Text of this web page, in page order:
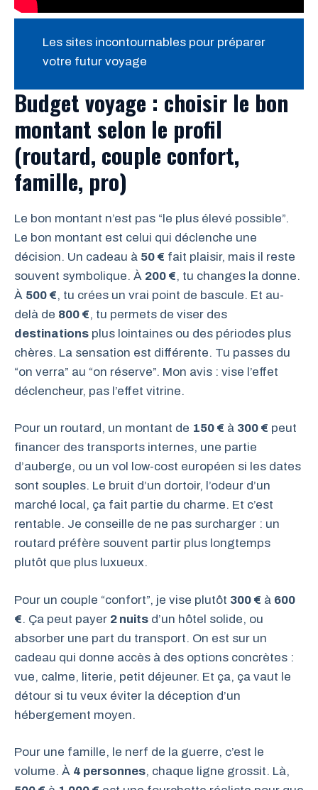
Les sites incontournables pour préparer
votre futur voyage
Budget voyage : choisir le bon
montant selon le profil
(routard, couple confort,
famille, pro)
Le bon montant n’est pas “le plus élevé possible”.
Le bon montant est celui qui déclenche une
décision. Un cadeau à 50 € fait plaisir, mais il reste
souvent symbolique. À 200 €, tu changes la donne.
À 500 €, tu crées un vrai point de bascule. Et au-
delà de 800 €, tu permets de viser des
destinations plus lointaines ou des périodes plus
chères. La sensation est différente. Tu passes du
“on verra” au “on réserve”. Mon avis : vise l’effet
déclencheur, pas l’effet vitrine.
Pour un routard, un montant de 150 € à 300 € peut
financer des transports internes, une partie
d’auberge, ou un vol low-cost européen si les dates
sont souples. Le bruit d’un dortoir, l’odeur d’un
marché local, ça fait partie du charme. Et c’est
rentable. Je conseille de ne pas surcharger : un
routard préfère souvent partir plus longtemps
plutôt que plus luxueux.
Pour un couple “confort”, je vise plutôt 300 € à 600
€. Ça peut payer 2 nuits d’un hôtel solide, ou
absorber une part du transport. On est sur un
cadeau qui donne accès à des options concrètes :
vue, calme, literie, petit déjeuner. Et ça, ça vaut le
détour si tu veux éviter la déception d’un
hébergement moyen.
Pour une famille, le nerf de la guerre, c’est le
volume. À 4 personnes, chaque ligne grossit. Là,